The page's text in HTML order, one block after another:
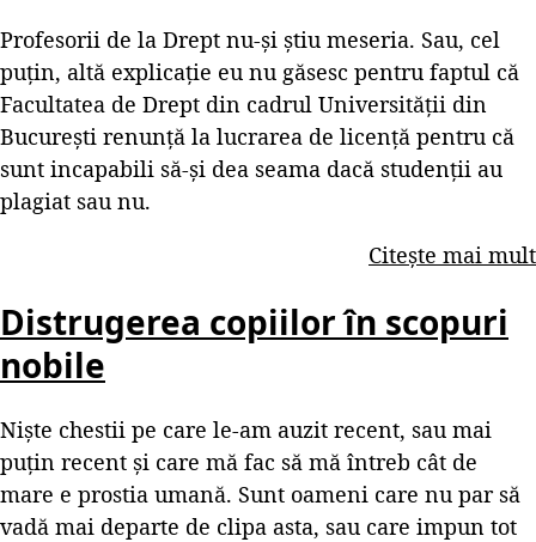
Profesorii de la Drept nu-și știu meseria. Sau, cel
puțin, altă explicație eu nu găsesc pentru faptul că
Facultatea de Drept din cadrul Universității din
București renunță la lucrarea de licență pentru că
sunt incapabili să-și dea seama dacă studenții au
plagiat sau nu.
Citește mai mult
Distrugerea copiilor în scopuri
nobile
Niște chestii pe care le-am auzit recent, sau mai
puțin recent și care mă fac să mă întreb cât de
mare e prostia umană. Sunt oameni care nu par să
vadă mai departe de clipa asta, sau care impun tot